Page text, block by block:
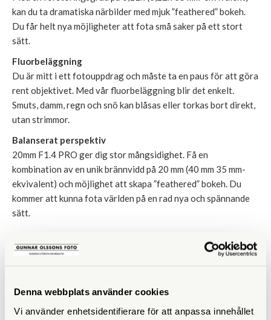
Denna webbplats använder cookies
Vi använder enhetsidentifierare för att anpassa innehållet
kan du ta dramatiska närbilder med mjuk ”feathered” bokeh.
Du får helt nya möjligheter att fota små saker på ett stort
sätt.
Fluorbeläggning
Du är mitt i ett fotouppdrag och måste ta en paus för att göra
rent objektivet. Med vår fluorbeläggning blir det enkelt.
Smuts, damm, regn och snö kan blåsas eller torkas bort direkt,
utan strimmor.
Balanserat perspektiv
20mm F1.4 PRO ger dig stor mångsidighet. Få en
kombination av en unik brännvidd på 20 mm (40 mm 35 mm-
ekvivalent) och möjlighet att skapa ”feathered” bokeh. Du
kommer att kunna fota världen på en rad nya och spännande
sätt.